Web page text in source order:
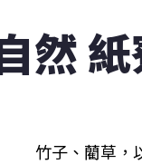
然
竹子、藺草，